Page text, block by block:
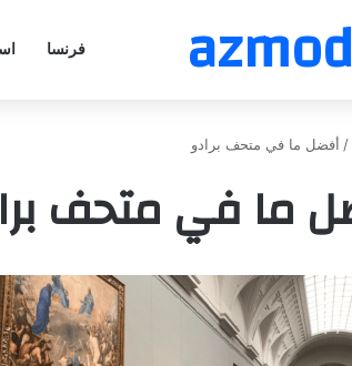
فرنسا
/ أفضل ما في متحف برادو
ما في متحف